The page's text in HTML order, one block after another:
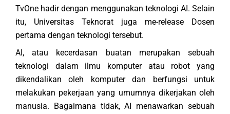
TvOne hadir dengan menggunakan teknologi AI. Selain
itu, Universitas Teknorat juga me-release Dosen
pertama dengan teknologi tersebut.
AI, atau kecerdasan buatan merupakan sebuah
teknologi dalam ilmu komputer atau robot yang
dikendalikan oleh komputer dan berfungsi untuk
melakukan pekerjaan yang umumnya dikerjakan oleh
manusia. Bagaimana tidak, AI menawarkan sebuah